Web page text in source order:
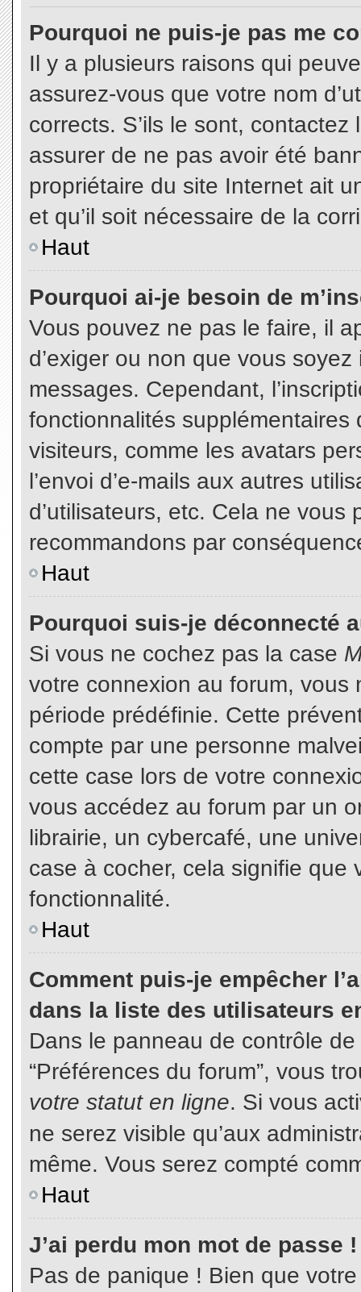
Pourquoi ne puis-je pas me
Il y a plusieurs raisons qui
assurez-vous que votre nom
corrects. S’ils le sont,
assurer de ne pas avoir été
propriétaire du site Internet ait
et qu’il soit nécessaire de la
Haut
Pourquoi ai-je besoin de
Vous pouvez ne pas le faire, il
d’exiger ou non que vous
messages. Cependant,
fonctionnalités
visiteurs, comme les avatars
l’envoi d’e-mails aux autres
d’utilisateurs, etc. Cela ne vous
recommandons par
Haut
Pourquoi suis-je déconnecté
Si vous ne cochez pas la case
votre connexion au forum,
période prédéfinie. Cette
compte par une personne
cette case lors de votre
vous accédez au forum par un
librairie, un cybercafé, une
case à cocher, cela signifie que
fonctionnalité.
Haut
Comment puis-je empêcher
dans la liste des utilisateurs
Dans le panneau de contrôle
“Préférences du forum”, vous
votre statut en ligne. Si vous
ne serez visible qu’aux
même. Vous serez compté
Haut
J’ai perdu mon mot de passe !
Pas de panique ! Bien que